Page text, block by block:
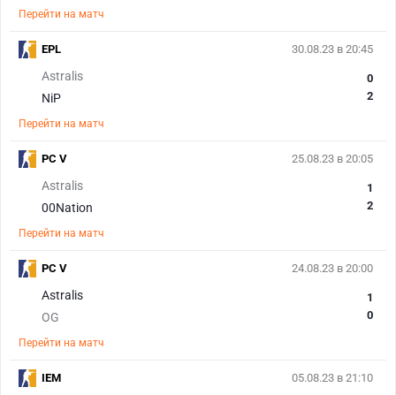
Перейти на матч
30.08.23 в 20:45
Astralis
NiP
0
2
Перейти на матч
EPL
25.08.23 в 20:05
Astralis
00Nation
1
2
Перейти на матч
PC V
24.08.23 в 20:00
Astralis
OG
1
0
Перейти на матч
PC V
05.08.23 в 21:10
IEM